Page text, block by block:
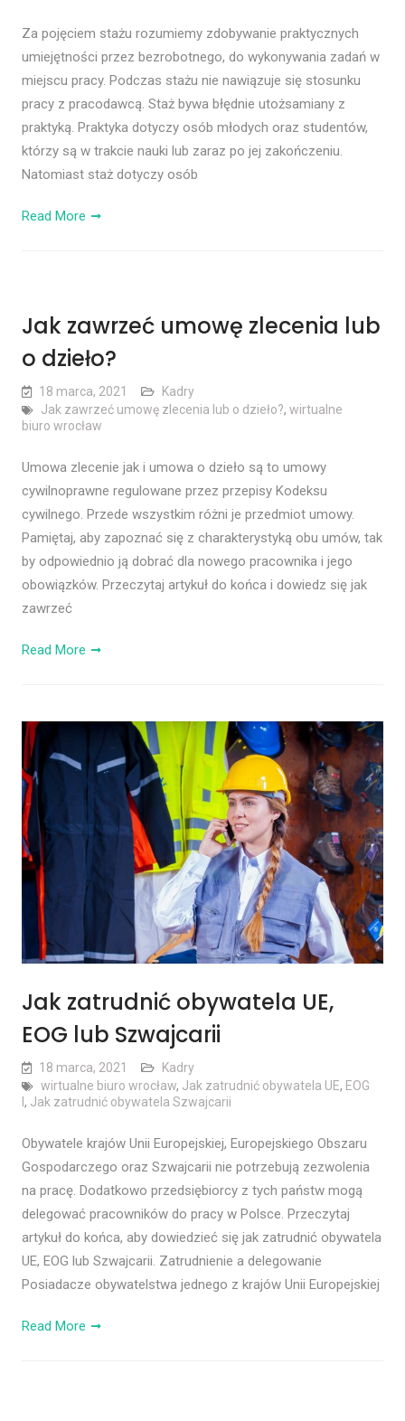
Za pojęciem stażu rozumiemy zdobywanie praktycznych
umiejętności przez bezrobotnego, do wykonywania zadań w
miejscu pracy. Podczas stażu nie nawiązuje się stosunku
pracy z pracodawcą. Staż bywa błędnie utożsamiany z
praktyką. Praktyka dotyczy osób młodych oraz studentów,
którzy są w trakcie nauki lub zaraz po jej zakończeniu.
Natomiast staż dotyczy osób
Read More
Jak zawrzeć umowę zlecenia lub
o dzieło?
18 marca, 2021
Kadry
Jak zawrzeć umowę zlecenia lub o dzieło?, wirtualne
biuro wrocław
Umowa zlecenie jak i umowa o dzieło są to umowy
cywilnoprawne regulowane przez przepisy Kodeksu
cywilnego. Przede wszystkim różni je przedmiot umowy.
Pamiętaj, aby zapoznać się z charakterystyką obu umów, tak
by odpowiednio ją dobrać dla nowego pracownika i jego
obowiązków. Przeczytaj artykuł do końca i dowiedz się jak
zawrzeć
Read More
Jak zatrudnić obywatela UE,
EOG lub Szwajcarii
18 marca, 2021
Kadry
wirtualne biuro wrocław, Jak zatrudnić obywatela UE, EOG
, Jak zatrudnić obywatela Szwajcarii
Obywatele krajów Unii Europejskiej, Europejskiego Obszaru
Gospodarczego oraz Szwajcarii nie potrzebują zezwolenia
na pracę. Dodatkowo przedsiębiorcy z tych państw mogą
delegować pracowników do pracy w Polsce. Przeczytaj
artykuł do końca, aby dowiedzieć się jak zatrudnić obywatela
UE, EOG lub Szwajcarii. Zatrudnienie a delegowanie
Posiadacze obywatelstwa jednego z krajów Unii Europejskiej
Read More